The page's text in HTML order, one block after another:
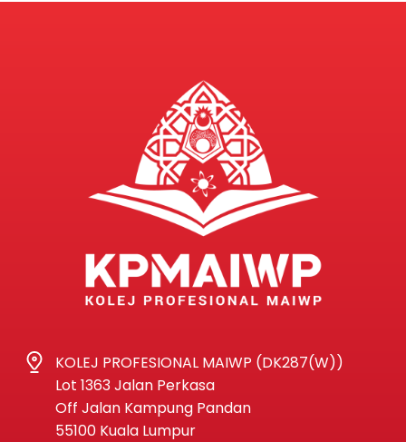
KOLEJ PROFESIONAL MAIWP (DK287(W))
Lot 1363 Jalan Perkasa
Off Jalan Kampung Pandan
55100 Kuala Lumpur